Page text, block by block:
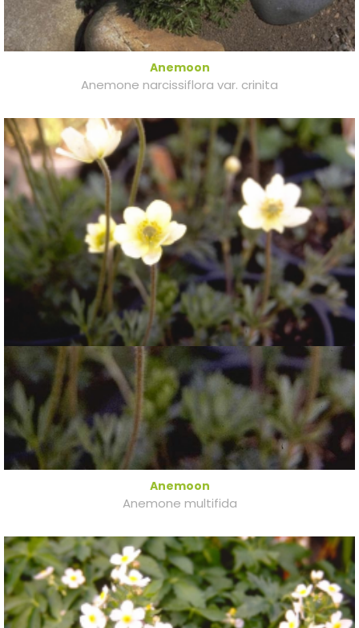
Anemoon
Anemone narcissiflora var. crinita
Anemoon
Anemone multifida